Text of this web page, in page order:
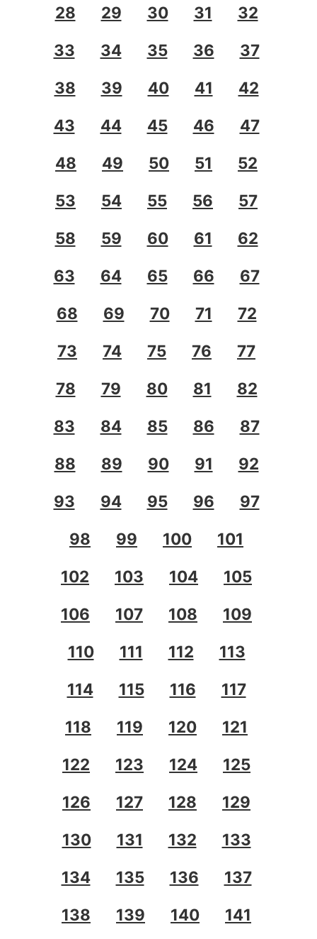
28
29 30 31
32
33
34 35 36
37
38
39 40 41
42
43
44 45 46
47
48
49 50 51
52
53
54 55 56
57
58
59 60 61
62
63
64 65 66
67
68
69 70 71
72
73
74 75 76
77
78
79 80 81
82
83
84 85 86
87
88
89 90 91
92
93
94 95 96
97
98
99 100
101
102
103 104
105
106
107 108
109
110
111 112
113
114
115 116
117
118
119 120
121
122
123 124
125
126
127 128
129
130
131 132
133
134
135 136
137
138
139 140 141